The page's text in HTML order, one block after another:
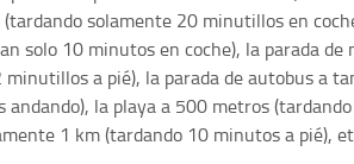
solamente 20 minutillos en
solo 10 minutos en coche), la parada
a pié), la parada de autobus a
la playa a 500 metros
1 km (tardando 10 minutos a pié),